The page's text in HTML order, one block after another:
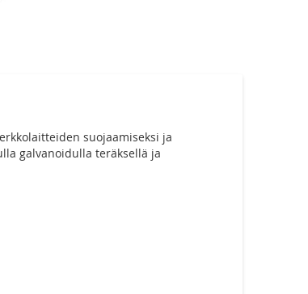
suojaamiseksi ja
galvanoidulla teräksellä ja